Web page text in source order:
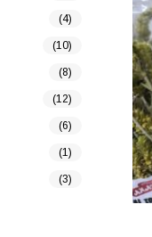
(4)
(10)
(8)
(12)
(6)
(1)
(3)